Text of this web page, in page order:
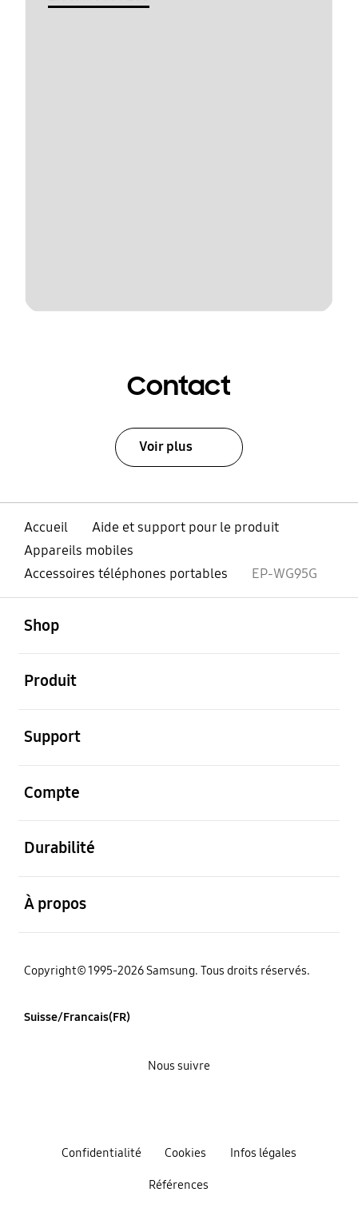
Contact
Voir plus
Accueil
Aide et support pour le produit
Appareils mobiles
Accessoires téléphones portables
EP-WG95G
Shop
Produit
Support
Compte
Durabilité
À propos
Copyright© 1995-2026 Samsung. Tous droits réservés.
Suisse/Francais(FR)
Confidentialité Cookies Infos légales
Références
Nous suivre